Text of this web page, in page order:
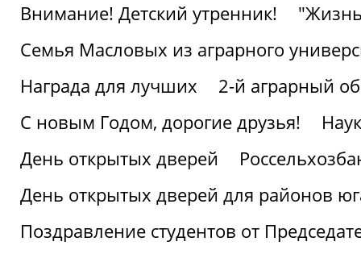
Внимание! Детский утренник!
Семья Масловых из аграрного
Награда для лучших
2-й аграрный
С новым Годом, дорогие друзья!
День открытых дверей
День открытых дверей для районов
Поздравление студентов от